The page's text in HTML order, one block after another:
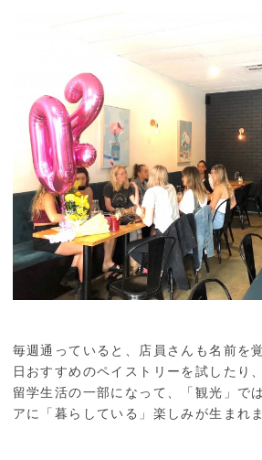
毎週通っていると、店員さんも名前を
日おすすめのペイストリーを試したり
留学生活の一部になって、「観光」で
アに「暮らしている」楽しみが生まれま